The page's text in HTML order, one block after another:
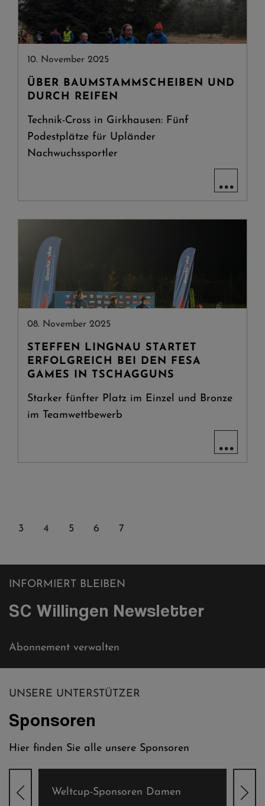
10. November 2025
ÜBER BAUMSTAMMSCHEIBEN UND
DURCH REIFEN
Technik-Cross in Girkhausen: Fünf
Podestplätze für Upländer
Nachwuchssportler
...
08. November 2025
STEFFEN LINGNAU STARTET
ERFOLGREICH BEI DEN FESA
GAMES IN TSCHAGGUNS
Starker fünfter Platz im Einzel und Bronze
im Teamwettbewerb
...
PAGE
3 PAGE
4
AKTUELLE
5 PAGE
6 PAGE
7
INFORMIERT BLEIBEN
SC Willingen Newsletter
Abonnement verwalten
UNSERE UNTERSTÜTZER
Sponsoren
Hier finden Sie alle unsere Sponsoren
Weltcup-Sponsoren Damen